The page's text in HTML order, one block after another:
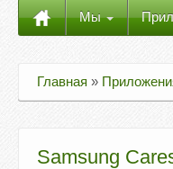
Мы
Главная »
Samsung